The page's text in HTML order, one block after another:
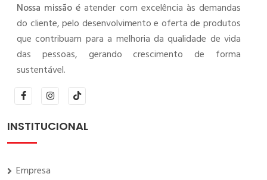
Nossa missão é atender com excelência às demandas
do cliente, pelo desenvolvimento e oferta de produtos
que contribuam para a melhoria da qualidade de vida
das pessoas, gerando crescimento de forma
sustentável.
INSTITUCIONAL
Empresa